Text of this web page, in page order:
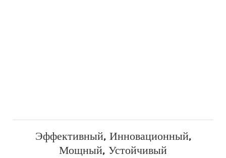
Эффективный, Инновационный,
Мощный, Устойчивый